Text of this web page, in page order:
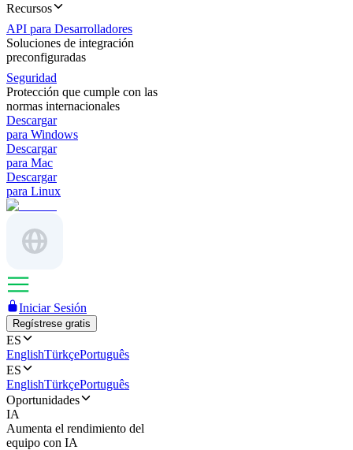
Recursos
API para Desarrolladores
Soluciones de integración
preconfiguradas
Seguridad
Protección que cumple con las
normas internacionales
Descargar
para Windows
Descargar
para Mac
Descargar
para Linux
Iniciar Sesión
Regístrese gratis
ES
EnglishTürkçePortuguês
ES
EnglishTürkçePortuguês
Oportunidades
IA
Aumenta el rendimiento del
equipo con IA